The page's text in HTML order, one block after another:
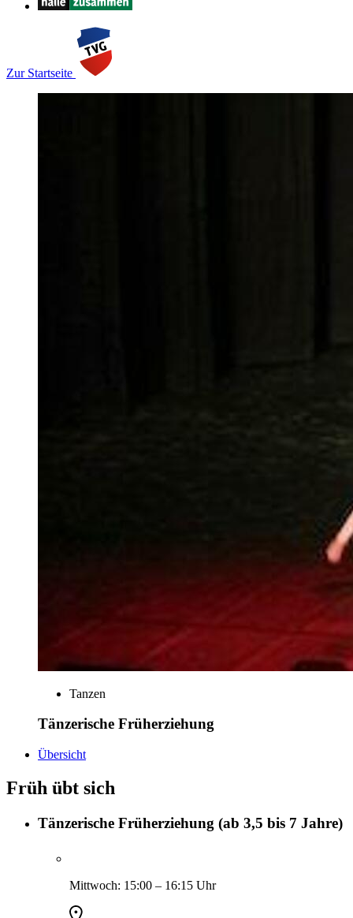
Zur Startseite
Tanzen
Tänzerische Früherziehung
Übersicht
Früh übt sich
Tänzerische Früherziehung (ab 3,5 bis 7 Jahre)
Mittwoch: 15:00 – 16:15 Uhr